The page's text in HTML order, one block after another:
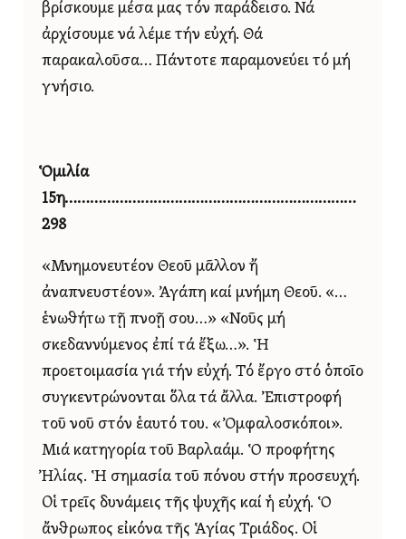
βρίσκουμε μέσα μας τόν παράδεισο. Νά
ἀρχίσουμε νά λέμε τήν εὐχή. Θά
παρακαλοῦσα… Πάντοτε παραμονεύει τό μή
γνήσιο.
Ὁμιλία
15η……………………………………………………………
298
«Μνημονευτέον Θεοῦ μᾶλλον ἤ
ἀναπνευστέον». Ἀγάπη καί μνήμη Θεοῦ. «…
ἑνωθήτω τῇ πνοῇ σου…» «Νοῦς μή
σκεδαννύμενος ἐπί τά ἔξω…». Ἡ
προετοιμασία γιά τήν εὐχή. Τό ἔργο στό ὁποῖο
συγκεντρώνονται ὅλα τά ἄλλα. Ἐπιστροφή
τοῦ νοῦ στόν ἑαυτό του. «Ὀμφαλοσκόποι».
Μιά κατηγορία τοῦ Βαρλαάμ. Ὁ προφήτης
Ἠλίας. Ἡ σημασία τοῦ πόνου στήν προσευχή.
Οἱ τρεῖς δυνάμεις τῆς ψυχῆς καί ἡ εὐχή. Ὁ
ἄνθρωπος εἰκόνα τῆς Ἁγίας Τριάδος. Οἱ